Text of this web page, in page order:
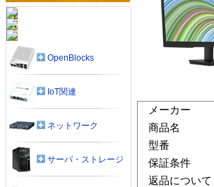
メーカー
商品名
型番
保証条件
返品について
OpenBlocks
IoT関連
ネットワーク
サーバ・ストレージ